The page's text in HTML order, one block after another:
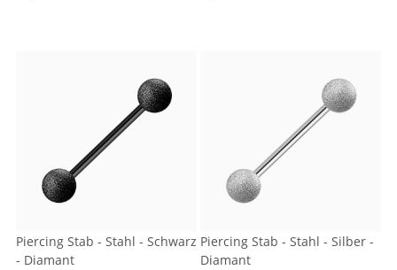
Piercing Stab - Stahl - Schwarz
- Diamant
Piercing Stab - Stahl - Silber -
Diamant